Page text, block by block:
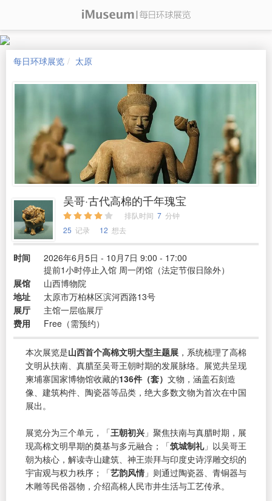
每日环球展览 太原
吴哥·古代高棉的千年瑰宝
排队时间 7 分钟
25 记录 12 想去
时间
2026年6月5日 - 10月7日 9:00 - 17:00
提前1小时停止入馆 周一闭馆（法定节假日除外）
展馆
山西博物院
地址
太原市万柏林区滨河西路13号
展厅
主馆一层临展厅
费用
Free（需预约）
本次展览是山西首个高棉文明大型主题展 ，系统梳理了高棉
文明从扶南、真腊至吴哥王朝时期的发展脉络。展览共呈现
柬埔寨国家博物馆收藏的136件（套） 文物，涵盖石刻造
像、建筑构件、陶瓷器等品类，绝大多数文物为首次在中国
展出。
展览分为三个单元，「王朝初兴 」聚焦扶南与真腊时期，展
现高棉文明早期的奠基与多元融合；「筑城制礼」以吴哥王
朝为核心，解读寺山建筑、神王崇拜与印度史诗浮雕交织的
宇宙观与权力秩序；「艺韵风情 」则通过陶瓷器、青铜器与
木雕等民俗器物，介绍高棉人民市井生活与工艺传承。